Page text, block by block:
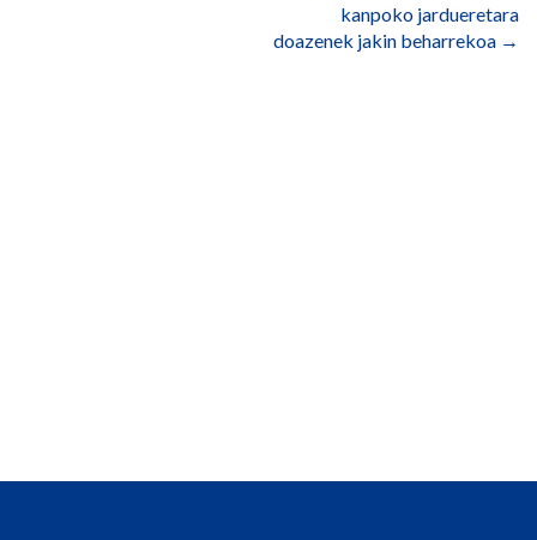
kanpoko jardueretara
doazenek jakin beharrekoa →